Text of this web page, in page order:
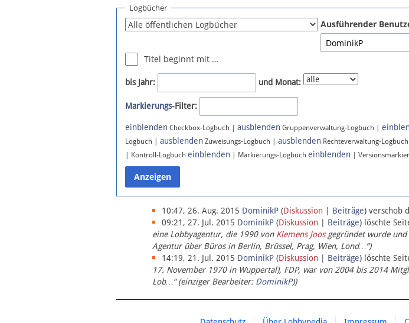
Logbücher
Ausführender
Titel beginnt mit …
bis Jahr: und Monat:
Markierungs-Filter:
einblenden Checkbox-Logbuch | ausblenden Gruppenverwaltung-Logbuch |
Logbuch | ausblenden Zuweisungs-Logbuch | ausblenden Rechteverwaltung-
| Kontroll-Logbuch einblenden | Markierungs-Logbuch einblenden |
10:47, 26. Aug. 2015 DominikP (Diskussion | Beiträge) verschob
09:21, 27. Jul. 2015 DominikP (Diskussion | Beiträge) löschte
eine Lobbyagentur, die 1990 von Klemens Joosgegründet wurde und
Agentur über Büros in Berlin, Brüssel, Prag, Wien, Lond…“)
14:19, 21. Jul. 2015 DominikP (Diskussion | Beiträge) löschte
17. November 1970 in Wuppertal), FDP, war von 2004 bis 2014
Lob…“ (einziger Bearbeiter: DominikP))